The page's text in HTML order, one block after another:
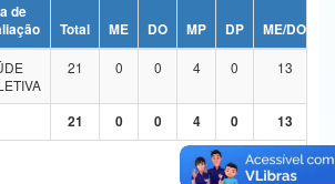
Inovações e Comunicações
de
Total ME DO MP DP ME/DO
21 0 0 4 0 13
21 0 0 4 0 13